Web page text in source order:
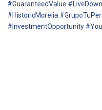
#GuaranteedValue
#HistoricMorelia
#InvestmentOpportunity